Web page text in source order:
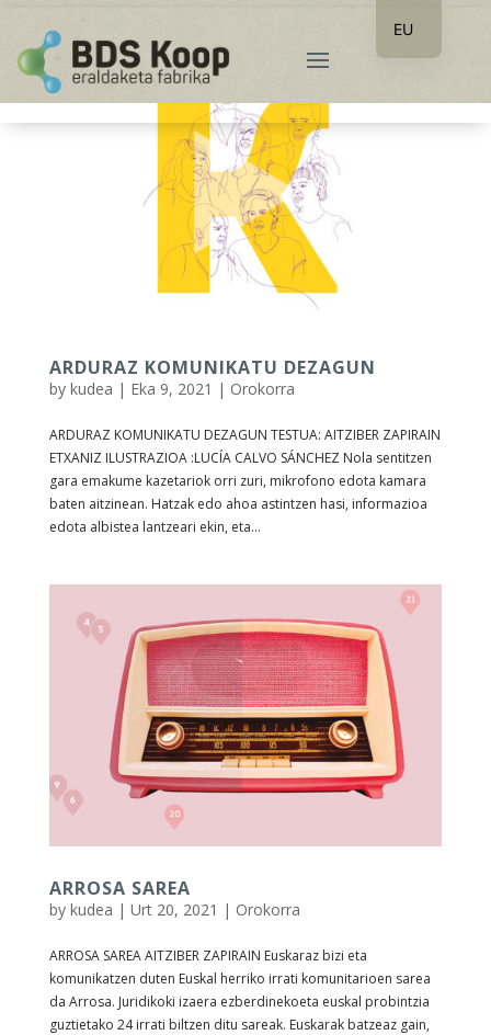
ARDURAZ KOMUNIKATU DEZAGUN
by kudea | Eka 9, 2021 | Orokorra
ARDURAZ KOMUNIKATU DEZAGUN TESTUA: AITZIBER ZAPIRAIN
ETXANIZ ILUSTRAZIOA :LUCÍA CALVO SÁNCHEZ Nola sentitzen
gara emakume kazetariok orri zuri, mikrofono edota kamara
baten aitzinean. Hatzak edo ahoa astintzen hasi, informazioa
edota albistea lantzeari ekin, eta...
ARROSA SAREA
by kudea | Urt 20, 2021 | Orokorra
ARROSA SAREA AITZIBER ZAPIRAIN Euskaraz bizi eta
komunikatzen duten Euskal herriko irrati komunitarioen sarea
da Arrosa. Juridikoki izaera ezberdinekoeta euskal probintzia
guztietako 24 irrati biltzen ditu sareak. Euskarak batzeaz gain,
EU